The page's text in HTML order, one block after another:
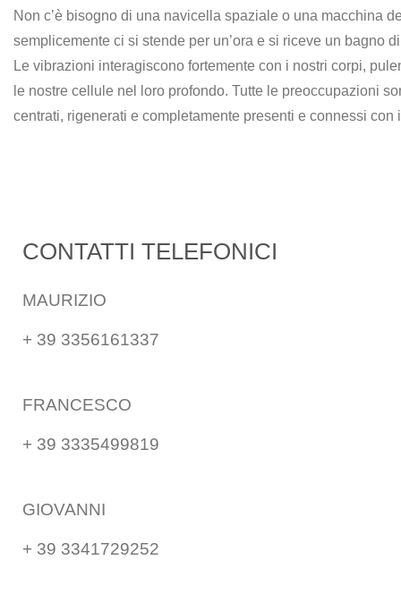
Non c’è bisogno di una navicella spaziale o una macchina
semplicemente ci si stende per un’ora e si riceve un bagno
Le vibrazioni interagiscono fortemente con i nostri corpi,
le nostre cellule nel loro profondo. Tutte le preoccupazioni
centrati, rigenerati e completamente presenti e connessi con
CONTATTI TELEFONICI
MAURIZIO
+ 39 3356161337
FRANCESCO
+ 39 3335499819
GIOVANNI
+ 39 3341729252